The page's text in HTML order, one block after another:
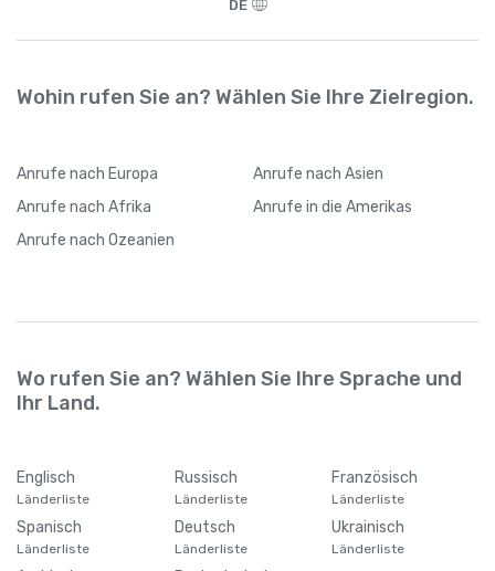
DE
Wohin rufen Sie an? Wählen Sie Ihre Zielregion.
Anrufe nach Europa Anrufe nach Asien
Anrufe nach Afrika Anrufe in die Amerikas
Anrufe nach Ozeanien
Wo rufen Sie an? Wählen Sie Ihre Sprache und
Ihr Land.
Englisch
Länderliste
Russisch
Länderliste
Französisch
Länderliste
Spanisch
Länderliste
Deutsch
Länderliste
Ukrainisch
Länderliste